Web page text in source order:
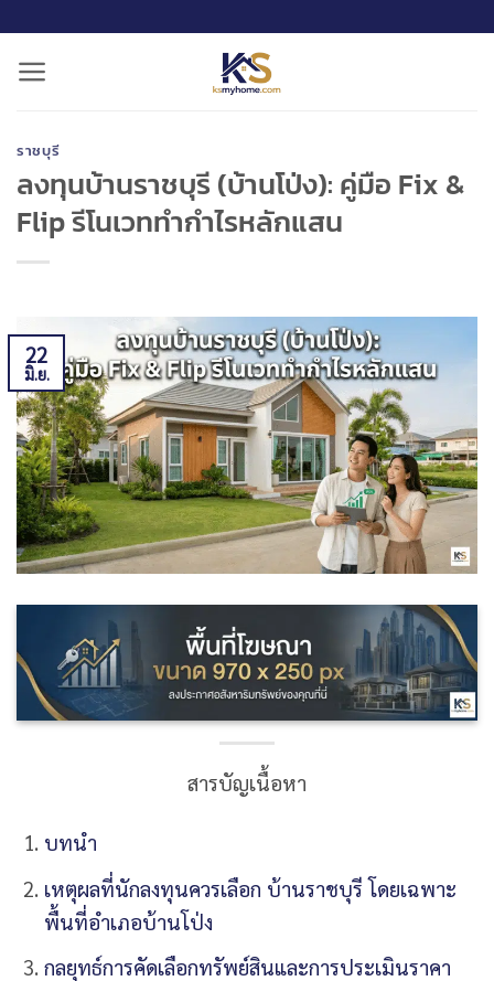
ราชบุรี
ลงทุนบ้านราชบุรี (บ้านโป่ง): คู่มือ Fix &
Flip รีโนเวททำกำไรหลักแสน
22
มิ.ย.
สารบัญเนื้อหา
บทนำ
เหตุผลที่นักลงทุนควรเลือก บ้านราชบุรี โดยเฉพาะ
พื้นที่อำเภอบ้านโป่ง
กลยุทธ์การคัดเลือกทรัพย์สินและการประเมินราคา